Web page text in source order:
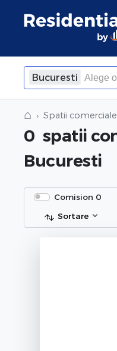
Bucuresti
⌂ Spatii
0 spatii
Bucuresti
Comision 0
Sortare